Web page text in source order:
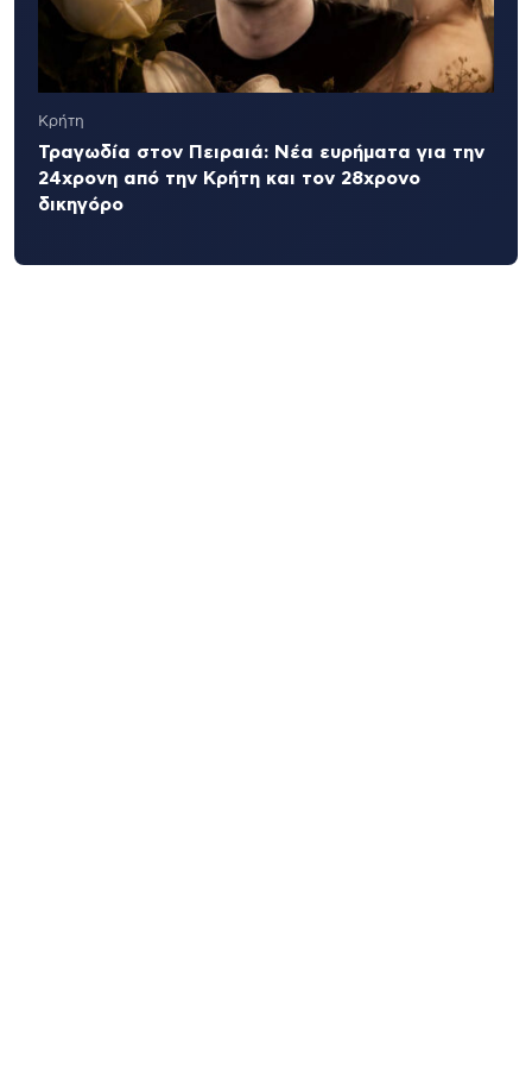
Κρήτη
Τραγωδία στον Πειραιά: Νέα ευρήματα για την
24χρονη από την Κρήτη και τον 28χρονο
δικηγόρο